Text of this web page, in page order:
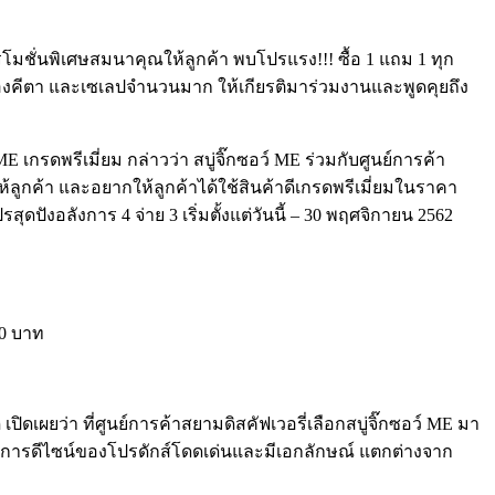
รโมชั่นพิเศษสมนาคุณให้ลูกค้า พบโปรแรง!!! ซื้อ 1 แถม 1 ทุก
คีตา และเซเลปจำนวนมาก ให้เกียรติมาร่วมงานและพูดคุยถึง
เกรดพรีเมี่ยม กล่าวว่า สบู่จิ๊กซอว์ ME ร่วมกับศูนย์การค้า
ห้ลูกค้า และอยากให้ลูกค้าได้ใช้สินค้าดีเกรดพรีเมี่ยมในราคา
ปังอลังการ 4 จ่าย 3 เริ่มตั้งแต่วันนี้ – 30 พฤศจิกายน 2562
บาท
ดเผยว่า ที่ศูนย์การค้าสยามดิสคัฟเวอรี่เลือกสบู่จิ๊กซอว์ ME มา
รดีไซน์ของโปรดักส์โดดเด่นและมีเอกลักษณ์ แตกต่างจาก